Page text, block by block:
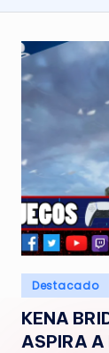
a
r
N
g
u
e
d
aPublicado
en
Destacado
KENA
ASPIRA A